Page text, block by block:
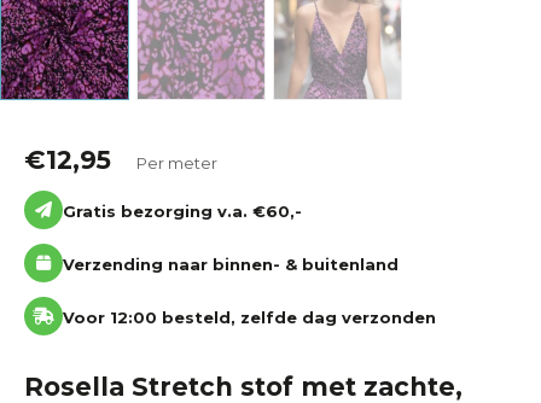
€12,95 Per meter
Gratis bezorging v.a. €60,-
Verzending naar binnen- & buitenland
Voor 12:00 besteld, zelfde dag verzonden
Rosella Stretch stof met zachte,